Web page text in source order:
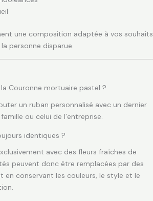
une composition adaptée à vos souhaits
personne disparue.
Couronne mortuaire pastel ?
un ruban personnalisé avec un dernier
ou celui de l’entreprise.
identiques ?
avec des fleurs fraîches de
peuvent donc être remplacées par des
en conservant les couleurs, le style et le